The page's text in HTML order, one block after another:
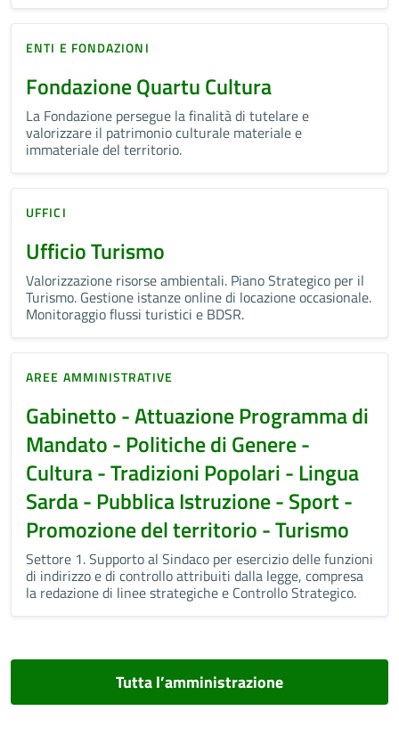
ENTI E FONDAZIONI
Fondazione Quartu Cultura
La Fondazione persegue la finalità di tutelare e
valorizzare il patrimonio culturale materiale e
immateriale del territorio.
UFFICI
Ufficio Turismo
Valorizzazione risorse ambientali. Piano Strategico per il
Turismo. Gestione istanze online di locazione occasionale.
Monitoraggio flussi turistici e BDSR.
AREE AMMINISTRATIVE
Gabinetto - Attuazione Programma di
Mandato - Politiche di Genere -
Cultura - Tradizioni Popolari - Lingua
Sarda - Pubblica Istruzione - Sport -
Promozione del territorio - Turismo
Settore 1. Supporto al Sindaco per esercizio delle funzioni
di indirizzo e di controllo attribuiti dalla legge, compresa
la redazione di linee strategiche e Controllo Strategico.
Tutta l’amministrazione